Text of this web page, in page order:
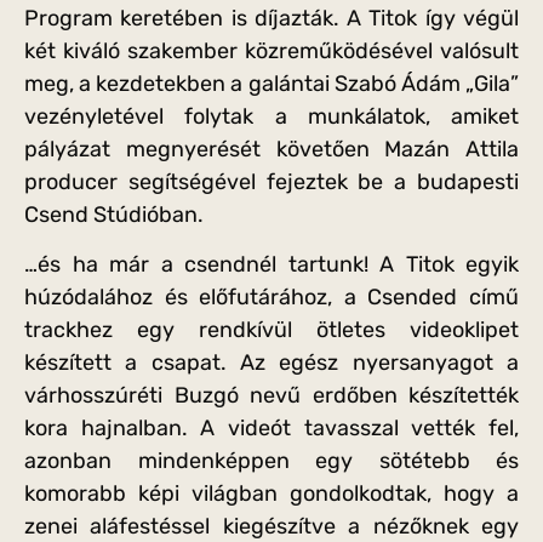
Program keretében is díjazták. A Titok így végül
két kiváló szakember közreműködésével valósult
meg, a kezdetekben a galántai Szabó Ádám „Gila”
vezényletével folytak a munkálatok, amiket
pályázat megnyerését követően Mazán Attila
producer segítségével fejeztek be a budapesti
Csend Stúdióban.
…és ha már a csendnél tartunk! A Titok egyik
húzódalához és előfutárához, a Csended című
trackhez egy rendkívül ötletes videoklipet
készített a csapat. Az egész nyersanyagot a
várhosszúréti Buzgó nevű erdőben készítették
kora hajnalban. A videót tavasszal vették fel,
azonban mindenképpen egy sötétebb és
komorabb képi világban gondolkodtak, hogy a
zenei aláfestéssel kiegészítve a nézőknek egy